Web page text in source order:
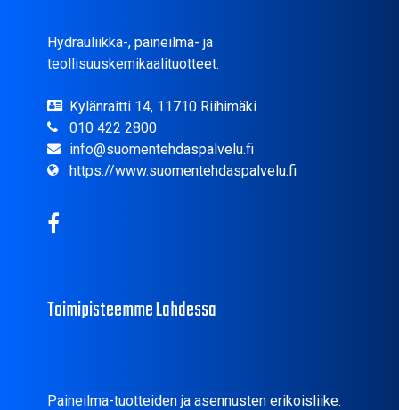
Hydrauliikka-, paineilma- ja
teollisuuskemikaalituotteet.
Kylänraitti 14, 11710 Riihimäki
010 422 2800
info@suomentehdaspalvelu.fi
https://www.suomentehdaspalvelu.fi
Toimipisteemme Lahdessa
Paineilma-tuotteiden ja asennusten erikoisliike.